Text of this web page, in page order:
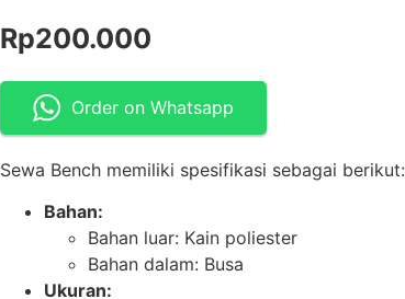
Rp200.000
Order on Whatsapp
Sewa Bench memiliki spesifikasi sebagai berikut:
Bahan:
Bahan luar: Kain poliester
Bahan dalam: Busa
Ukuran: